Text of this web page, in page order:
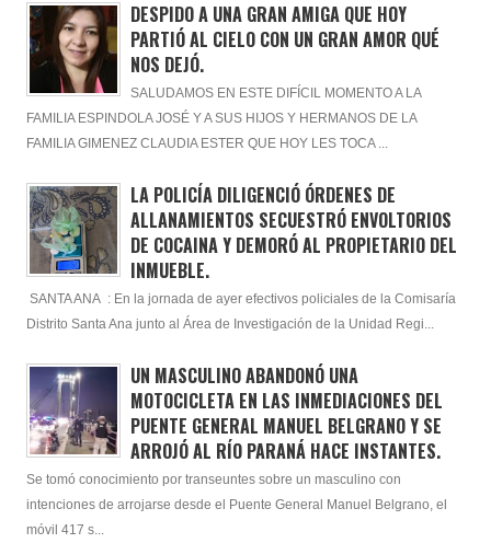
DESPIDO A UNA GRAN AMIGA QUE HOY
PARTIÓ AL CIELO CON UN GRAN AMOR QUÉ
NOS DEJÓ.
SALUDAMOS EN ESTE DIFÍCIL MOMENTO A LA
FAMILIA ESPINDOLA JOSÉ Y A SUS HIJOS Y HERMANOS DE LA
FAMILIA GIMENEZ CLAUDIA ESTER QUE HOY LES TOCA ...
LA POLICÍA DILIGENCIÓ ÓRDENES DE
ALLANAMIENTOS SECUESTRÓ ENVOLTORIOS
DE COCAINA Y DEMORÓ AL PROPIETARIO DEL
INMUEBLE.
SANTA ANA : En la jornada de ayer efectivos policiales de la Comisaría
Distrito Santa Ana junto al Área de Investigación de la Unidad Regi...
UN MASCULINO ABANDONÓ UNA
MOTOCICLETA EN LAS INMEDIACIONES DEL
PUENTE GENERAL MANUEL BELGRANO Y SE
ARROJÓ AL RÍO PARANÁ HACE INSTANTES.
Se tomó conocimiento por transeuntes sobre un masculino con
intenciones de arrojarse desde el Puente General Manuel Belgrano, el
móvil 417 s...